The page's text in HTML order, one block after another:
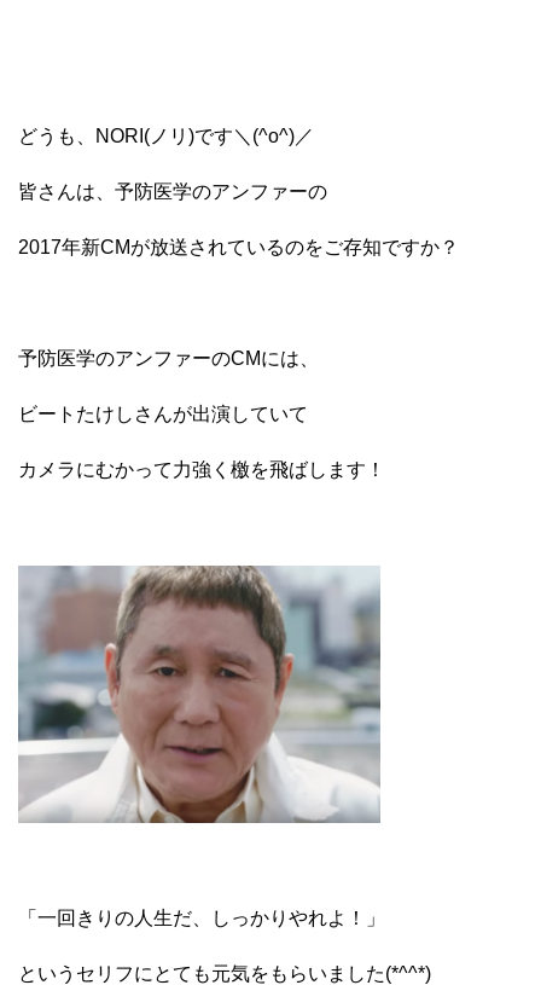
どうも、NORI(ノリ)です＼(^o^)／
皆さんは、予防医学のアンファーの
2017年新CMが放送されているのをご存知ですか？
予防医学のアンファーのCMには、
ビートたけしさんが出演していて
カメラにむかって力強く檄を飛ばします！
「一回きりの人生だ、しっかりやれよ！」
というセリフにとても元気をもらいました(*^^*)